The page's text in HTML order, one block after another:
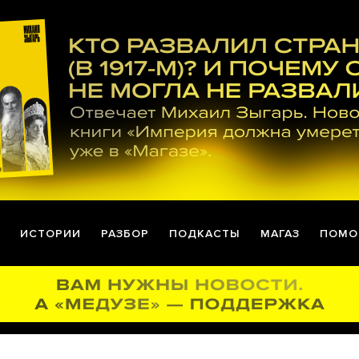
ИСТОРИИ РАЗБОР ПОДКАСТЫ МАГАЗ